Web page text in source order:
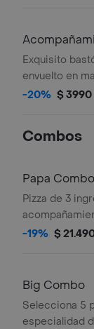
Exquisito
envuelto en
de ajo,
-20% $ 3990
Combos
Papa
Pizza de 3
de 2,5 lt.
-19% $
Big Combo
Selecciona 5
especialidad